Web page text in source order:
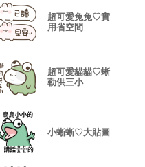
超可愛兔兔♡實
用省空間
超可愛貓貓♡蜥
勒供三小
小蜥蜥♡大貼圖